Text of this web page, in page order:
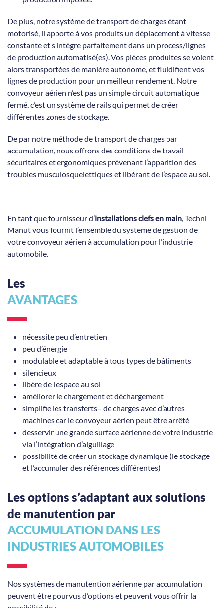
De plus, notre système de transport de charges étant
motorisé, il apporte à vos produits un déplacement à vitesse
constante et s’intègre parfaitement dans un process/lignes
de production automatisé(es). Vos pièces produites se voient
alors transportées de manière autonome, et fluidifient vos
lignes de production pour un meilleur rendement. Notre
convoyeur aérien n’est pas un simple circuit automatique
fermé, c’est un système de rails qui permet de créer
différentes zones de stockage.
De par notre méthode de transport de charges par
accumulation, nous offrons des conditions de travail
sécuritaires et ergonomiques prévenant l’apparition des
troubles musculosquelettiques et libérant de l’espace au sol.
En tant que fournisseur d’installations clefs en main , Techni
Manut vous fournit l’ensemble du système de gestion de
votre convoyeur aérien à accumulation pour l’industrie
automobile.
Les
AVANTAGES
nécessite peu d’entretien
peu d’énergie
modulable et adaptable à tous types de bâtiments
silencieux
libère de l’espace au sol
améliorer le chargement et déchargement
simplifie les transferts– de charges avec d’autres
machines car le convoyeur aérien peut être arrêté
desservir une grande surface aérienne de votre industrie
via l’intégration d’aiguillage
possibilité de créer un stockage dynamique (le stockage
et l’accumuler des références différentes)
Les options s’adaptant aux solutions
de manutention par
ACCUMULATION DANS LES
INDUSTRIES AUTOMOBILES
Nos systèmes de manutention aérienne par accumulation
peuvent être pourvus d’options et peuvent vous offrir la